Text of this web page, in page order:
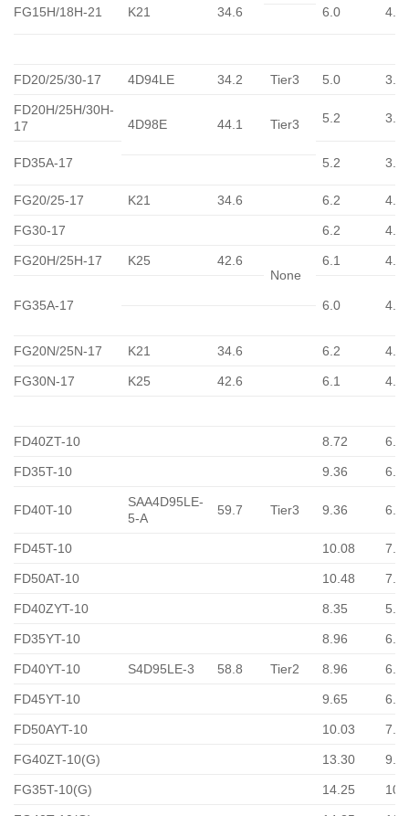
FG15H/18H-21 K21 34.6 6.0 4.8
FD20/25/30-17 4D94LE 34.2 Tier3 5.0 3.4
FD20H/25H/30H-
17
4D98E 44.1 Tier3 5.2 3.9
FD35A-17 5.2 3.9
FG20/25-17 K21 34.6 6.2 4.6
FG30-17 6.2 4.6
FG20H/25H-17 K25
42.6
None
6.1 4.5
FG35A-17 6.0 4.4
FG20N/25N-17 K21 34.6 6.2 4.6
FG30N-17 K25 42.6 6.1 4.5
FD40ZT-10 8.72
FD35T-10 9.36
FD40T-10
SAA4D95LE-
5-A
59.7 Tier3 9.36
FD45T-10 10.08
FD50AT-10 10.48
FD40ZYT-10 8.35
FD35YT-10 8.96
FD40YT-10 S4D95LE-3 58.8 Tier2 8.96
FD45YT-10 9.65
FD50AYT-10 10.03
FG40ZT-10(G) 13.30
FG35T-10(G) 14.25